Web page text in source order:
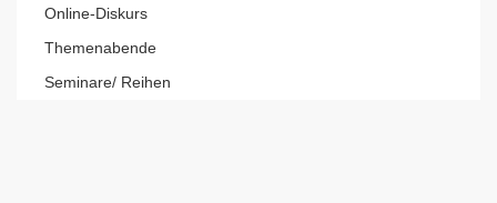
Online-Diskurs
Themenabende
Seminare/ Reihen